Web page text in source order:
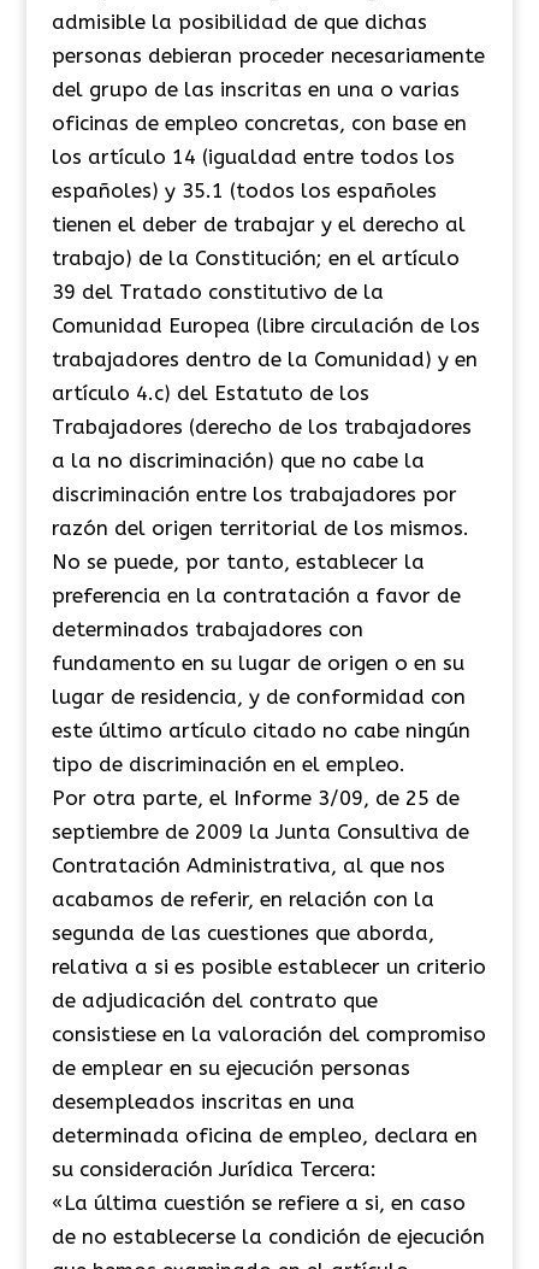
admisible la posibilidad de que dichas
personas debieran proceder necesariamente
del grupo de las inscritas en una o varias
oficinas de empleo concretas, con base en
los artículo 14 (igualdad entre todos los
españoles) y 35.1 (todos los españoles
tienen el deber de trabajar y el derecho al
trabajo) de la Constitución; en el artículo
39 del Tratado constitutivo de la
Comunidad Europea (libre circulación de los
trabajadores dentro de la Comunidad) y en
artículo 4.c) del Estatuto de los
Trabajadores (derecho de los trabajadores
a la no discriminación) que no cabe la
discriminación entre los trabajadores por
razón del origen territorial de los mismos.
No se puede, por tanto, establecer la
preferencia en la contratación a favor de
determinados trabajadores con
fundamento en su lugar de origen o en su
lugar de residencia, y de conformidad con
este último artículo citado no cabe ningún
tipo de discriminación en el empleo.
Por otra parte, el Informe 3/09, de 25 de
septiembre de 2009 la Junta Consultiva de
Contratación Administrativa, al que nos
acabamos de referir, en relación con la
segunda de las cuestiones que aborda,
relativa a si es posible establecer un criterio
de adjudicación del contrato que
consistiese en la valoración del compromiso
de emplear en su ejecución personas
desempleados inscritas en una
determinada oficina de empleo, declara en
su consideración Jurídica Tercera:
«La última cuestión se refiere a si, en caso
de no establecerse la condición de ejecución